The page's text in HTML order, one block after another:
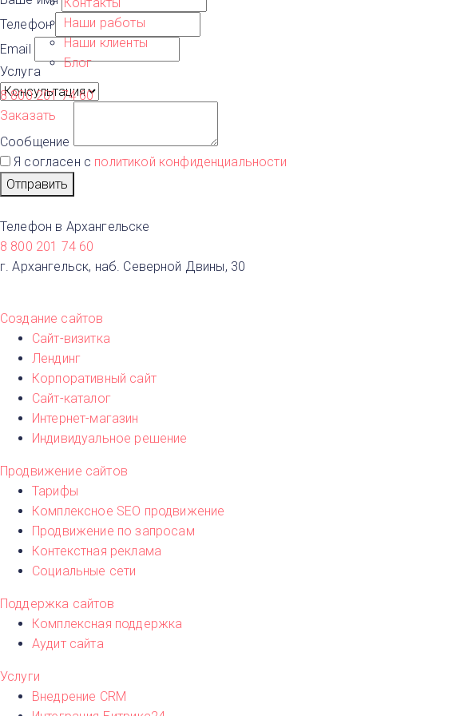
Наши работы
Наши клиенты
Блог
8 800 201 74 60
Заказать
Телефон
Email
Услуга
Сообщение
Я согласен с политикой конфиденциальности
Отправить
Телефон в Архангельске
8 800 201 74 60
г. Архангельск, наб. Северной Двины, 30
Создание сайтов
Сайт-визитка
Лендинг
Корпоративный сайт
Сайт-каталог
Интернет-магазин
Индивидуальное решение
Продвижение сайтов
Тарифы
Комплексное SEO продвижение
Продвижение по запросам
Контекстная реклама
Социальные сети
Поддержка сайтов
Комплексная поддержка
Аудит сайта
Услуги
Внедрение CRM